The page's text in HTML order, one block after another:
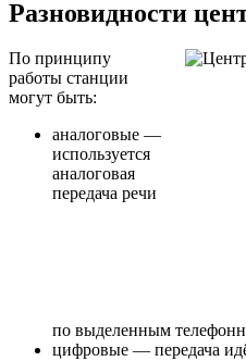
Разновидности
По принципу
работы станции
могут быть:
аналоговые —
используется
аналоговая
передача речи
по выделенным
цифровые — передача